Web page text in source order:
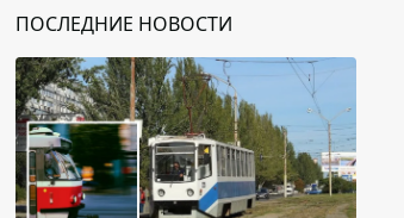
ПОСЛЕДНИЕ НОВОСТИ